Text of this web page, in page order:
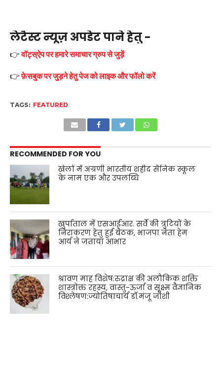
लेटैस्ट न्यूज़ अपडेट पाने हेतु -
👉वॉट्स्ऐप पर हमारे समाचार ग्रुप से जुड़ें
👉फ़ेसबुक पर जुड़ने हेतु पेज को लाइक और फॉलो करें
TAGS: FEATURED
RECOMMENDED FOR YOU
खेलों में अग्रणी भारतीय शहीद सैनिक स्कूल
के नाम एक और उपलब्धि
खुर्पाताल में एसआईआर. सर्वे की त्रुटियों के
निराकरण हेतु हुई बैठक, भाजपा नेता हेम
आर्य ने जताया आभार
श्रावण माह विशेष:रुद्राक्ष की अलौकिक शक्ति
शास्त्रोक्त रहस्य, वास्तु-ऊर्जा व सूक्ष्म वैज्ञानिक
विश्लेषण:ज्योतिषाचार्य डॉ.मंजू जोशी